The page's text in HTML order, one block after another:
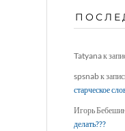
Tatyanaк
spsnabк
старческое
Игорь
делать???